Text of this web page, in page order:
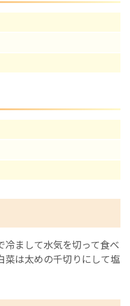
冷まして水気を切って食べ
菜は太めの千切りにして塩
療内容
な講座・クラス
出産を希望される方へ
ィール